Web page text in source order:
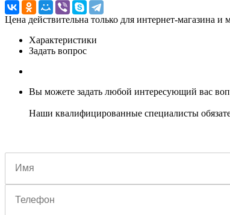
Цена действительна только для интернет-магазина
Характеристики
Задать вопрос
Вы можете задать любой интересующий вас
Наши квалифицированные специалисты